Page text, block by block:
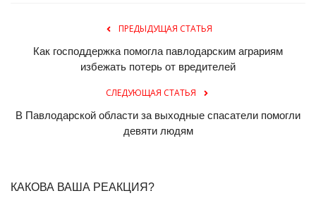
ПРЕДЫДУЩАЯ СТАТЬЯ
Как господдержка помогла павлодарским аграриям
избежать потерь от вредителей
СЛЕДУЮЩАЯ СТАТЬЯ
В Павлодарской области за выходные спасатели помогли
девяти людям
КАКОВА ВАША РЕАКЦИЯ?